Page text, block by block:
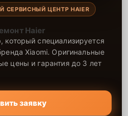
ЦЕНТР HAIER
Haier
специализируется
Xiaomi. Оригинальные
цены и гарантия до 3 лет
заявку